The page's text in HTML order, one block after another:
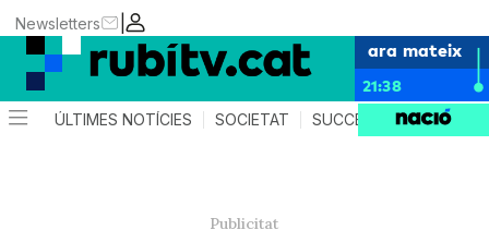
|
Newsletters
ara mateix
21:38
ÚLTIMES NOTÍCIES SOCIETAT SUCCESSOS